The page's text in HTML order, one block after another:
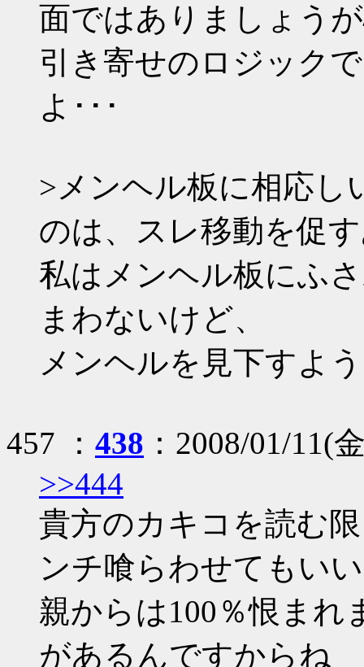
面ではありましょう
引き寄せのロジック
よ･･･
>メンヘル板に相応し
のは、スレ移動を促
私はメンヘル板にふ
まわないけど、
メンヘルを見下すよ
457 ： 438 ：2008/01/11(
>>444
貴方のカキコを読む
ンチ喰らわせてもい
親からは100％恨まれ
があるんですからね